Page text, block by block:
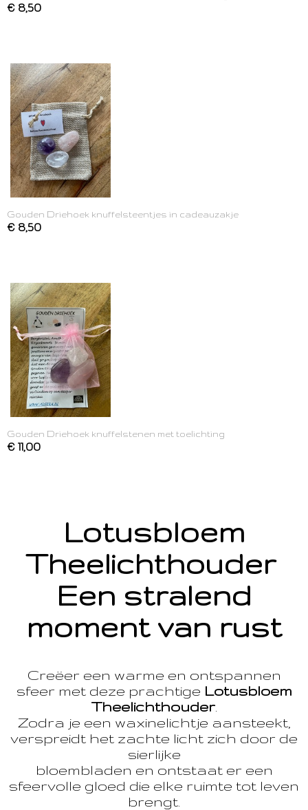
€ 8,50
Gouden Driehoek knuffelsteentjes in cadeauzakje
€ 8,50
Gouden Driehoek knuffelstenen met toelichting
€ 11,00
Lotusbloem
Theelichthouder
Een stralend
moment van rust
Creëer een warme en ontspannen
sfeer met deze prachtige Lotusbloem
Theelichthouder.
Zodra je een waxinelichtje aansteekt,
verspreidt het zachte licht zich door de
sierlijke
bloembladen en ontstaat er een
sfeervolle gloed die elke ruimte tot leven
brengt.